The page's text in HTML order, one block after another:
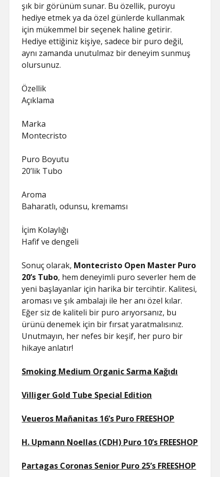
şık bir görünüm sunar. Bu özellik, puroyu
hediye etmek ya da özel günlerde kullanmak
için mükemmel bir seçenek haline getirir.
Hediye ettiğiniz kişiye, sadece bir puro değil,
aynı zamanda unutulmaz bir deneyim sunmuş
olursunuz.
Özellik
Açıklama
Marka
Montecristo
Puro Boyutu
20’lik Tubo
Aroma
Baharatlı, odunsu, kremamsı
İçim Kolaylığı
Hafif ve dengeli
Sonuç olarak, Montecristo Open Master Puro
20’s Tubo, hem deneyimli puro severler hem de
yeni başlayanlar için harika bir tercihtir. Kalitesi,
aroması ve şık ambalajı ile her anı özel kılar.
Eğer siz de kaliteli bir puro arıyorsanız, bu
ürünü denemek için bir fırsat yaratmalısınız.
Unutmayın, her nefes bir keşif, her puro bir
hikaye anlatır!
Smoking Medium Organic Sarma Kağıdı
Villiger Gold Tube Special Edition
Veueros Mañanitas 16’s Puro FREESHOP
H. Upmann Noellas (CDH) Puro 10’s FREESHOP
Partagas Coronas Senior Puro 25’s FREESHOP